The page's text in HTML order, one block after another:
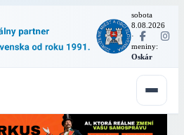
sobota
8.08.2026
·
meniny:
Oskár